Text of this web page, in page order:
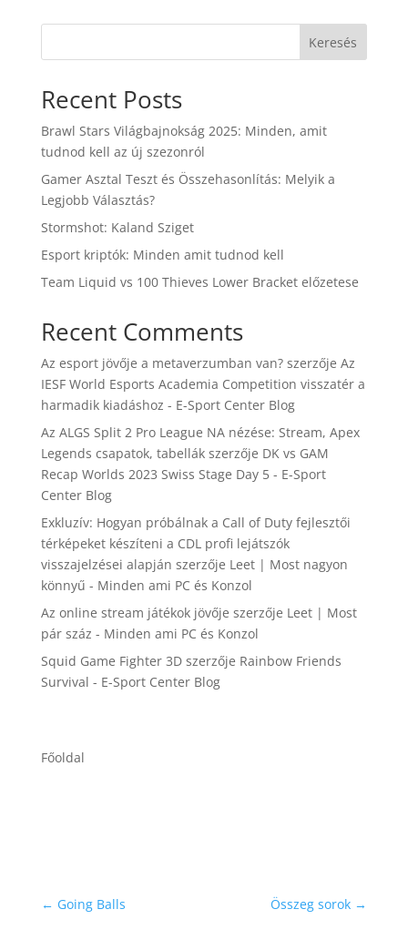
Keresés
Recent Posts
Brawl Stars Világbajnokság 2025: Minden, amit
tudnod kell az új szezonról
Gamer Asztal Teszt és Összehasonlítás: Melyik a
Legjobb Választás?
Stormshot: Kaland Sziget
Esport kriptók: Minden amit tudnod kell
Team Liquid vs 100 Thieves Lower Bracket előzetese
Recent Comments
Az esport jövője a metaverzumban van?szerzője Az
IESF World Esports Academia Competition visszatér a
harmadik kiadáshoz - E-Sport Center Blog
Az ALGS Split 2 Pro League NA nézése: Stream, Apex
Legends csapatok, tabellákszerzője DK vs GAM
Recap Worlds 2023 Swiss Stage Day 5 - E-Sport
Center Blog
Exkluzív: Hogyan próbálnak a Call of Duty fejlesztői
térképeket készíteni a CDL profi lejátszók
visszajelzései alapján szerzője Leet | Most nagyon
könnyű - Minden ami PC és Konzol
Az online stream játékok jövője szerzője Leet | Most
pár száz - Minden ami PC és Konzol
Squid Game Fighter 3Dszerzője Rainbow Friends
Survival - E-Sport Center Blog
Főoldal
← Going Balls Összeg sorok →